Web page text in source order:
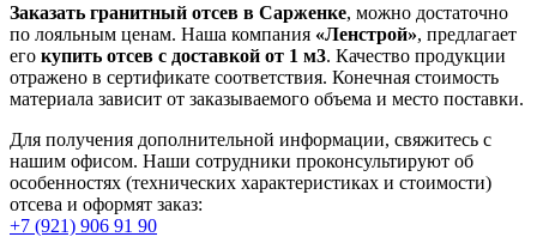
Заказать гранитный отсев в Сарженке, можно достаточно
по лояльным ценам. Наша компания «Ленстрой», предлагает
его купить отсев с доставкой от 1 м3. Качество продукции
отражено в сертификате соответствия. Конечная стоимость
материала зависит от заказываемого объема и место поставки.
Для получения дополнительной информации, свяжитесь с
нашим офисом. Наши сотрудники проконсультируют об
особенностях (технических характеристиках и стоимости)
отсева и оформят заказ:
+7 (921) 906 91 90